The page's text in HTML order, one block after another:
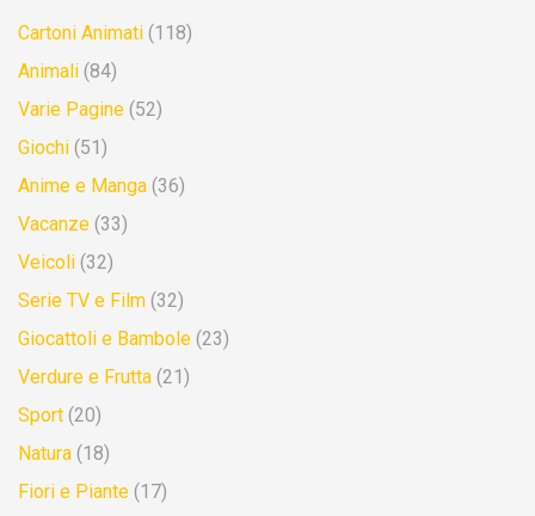
Cartoni Animati (118)
Animali (84)
Varie Pagine (52)
Giochi (51)
Anime e Manga (36)
Vacanze (33)
Veicoli (32)
Serie TV e Film (32)
Giocattoli e Bambole (23)
Verdure e Frutta (21)
Sport (20)
Natura (18)
Fiori e Piante (17)